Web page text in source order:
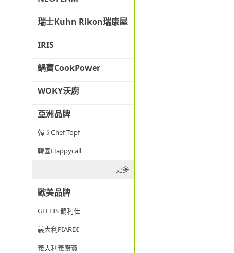
瑞士Kuhn Rikon瑞康屋
IRIS
鍋寶CookPower
WOKY沃廚
亞洲品牌
韓國Chef Topf
韓國Happycall
更多
歐美品牌
GELLIS 鵲利仕
義大利PIARDI
義大利義廚寶